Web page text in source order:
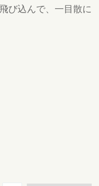
び込んで、一目散に